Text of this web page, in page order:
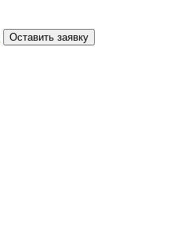
Оставить заявку